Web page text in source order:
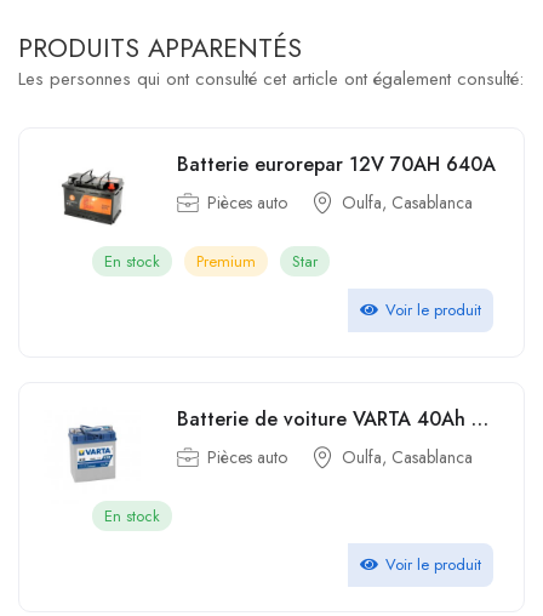
PRODUITS APPARENTÉS
Les personnes qui ont consulté cet article ont également consulté:
Batterie eurorepar 12V 70AH 640A
Pièces auto Oulfa, Casablanca
En stock Premium Star
Voir le produit
Batterie de voiture VARTA 40Ah A15
Pièces auto Oulfa, Casablanca
En stock
Voir le produit